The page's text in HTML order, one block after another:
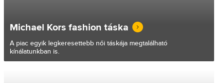
Michael Kors fashion táska
A piac egyik legkeresettebb női táskája megtalálható
kínálatunkban is.